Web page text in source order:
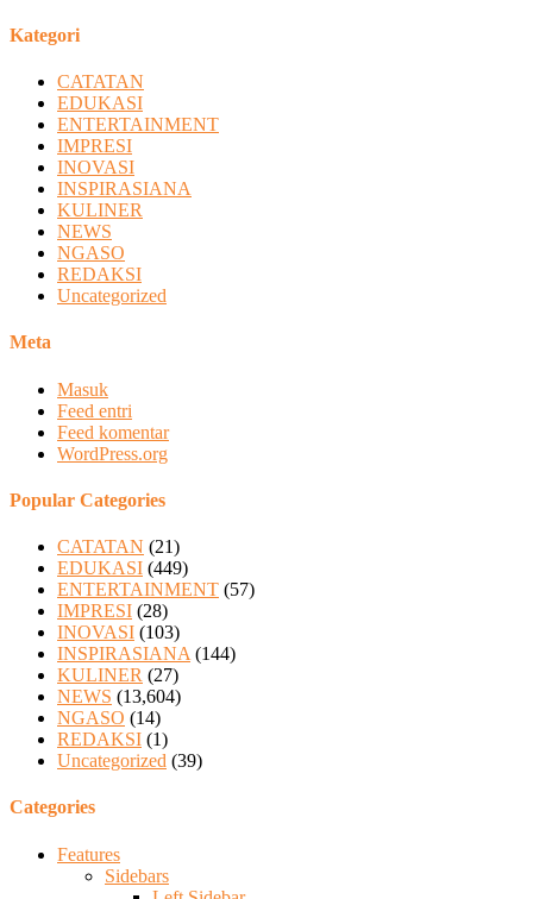
Kategori
CATATAN
EDUKASI
ENTERTAINMENT
IMPRESI
INOVASI
INSPIRASIANA
KULINER
NEWS
NGASO
REDAKSI
Uncategorized
Meta
Masuk
Feed entri
Feed komentar
WordPress.org
Popular Categories
CATATAN (21)
EDUKASI (449)
ENTERTAINMENT (57)
IMPRESI (28)
INOVASI (103)
INSPIRASIANA (144)
KULINER (27)
NEWS (13,604)
NGASO (14)
REDAKSI (1)
Uncategorized (39)
Categories
Features
Sidebars